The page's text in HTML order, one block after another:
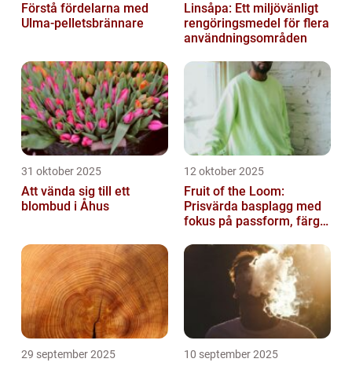
Förstå fördelarna med
Ulma-pelletsbrännare
Linsåpa: Ett miljövänligt
rengöringsmedel för flera
användningsområden
31 oktober 2025
Att vända sig till ett
blombud i Åhus
12 oktober 2025
Fruit of the Loom:
Prisvärda basplagg med
fokus på passform, färg
29 september 2025 10 september 2025